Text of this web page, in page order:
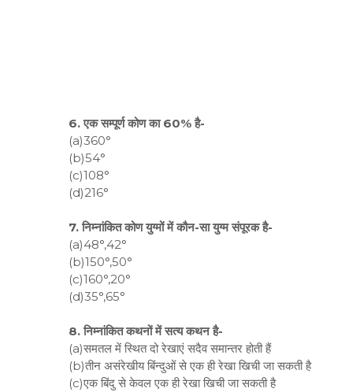
6. एक सम्पूर्ण कोण का 60% है-
(a)360°
(b)54°
(c)108°
(d)216°
7. निम्नांकित कोण युग्मों में कौन-सा युग्म संपूरक है-
(a)48°,42°
(b)150°,50°
(c)160°,20°
(d)35°,65°
8. निम्नांकित कथनों में सत्य कथन है-
(a)समतल में स्थित दो रेखाएं सदैव समान्तर होती हैं
(b)तीन असंरेखीय बिंन्दुओं से एक ही रेखा खिची जा सकती है
(c)एक बिंदु से केवल एक ही रेखा खिची जा सकती है